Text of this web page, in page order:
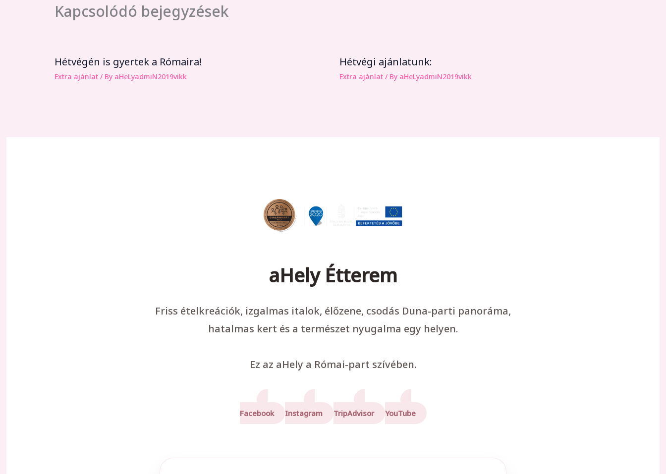
Kapcsolódó bejegyzések
Hétvégén is gyertek a Rómaira!
Extra ajánlat/ By aHeLyadmiN2019vikk
Hétvégi ajánlatunk:
Extra ajánlat/ By aHeLyadmiN2019vikk
aHely Étterem
Friss ételkreációk, izgalmas italok, élőzene, csodás Duna-parti panoráma,
hatalmas kert és a természet nyugalma egy helyen.
Ez az aHely a Római-part szívében.
Facebook Instagram TripAdvisor YouTube